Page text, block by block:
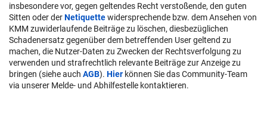
insbesondere vor, gegen geltendes Recht verstoßende, den guten
Sitten oder derNetiquettewidersprechende bzw. dem Ansehen von
KMM zuwiderlaufende Beiträge zu löschen, diesbezüglichen
Schadenersatz gegenüber dem betreffenden User geltend zu
machen, die Nutzer-Daten zu Zwecken der Rechtsverfolgung zu
verwenden und strafrechtlich relevante Beiträge zur Anzeige zu
bringen (siehe auch AGB). Hier können Sie das Community-Team
via unserer Melde- und Abhilfestelle kontaktieren.